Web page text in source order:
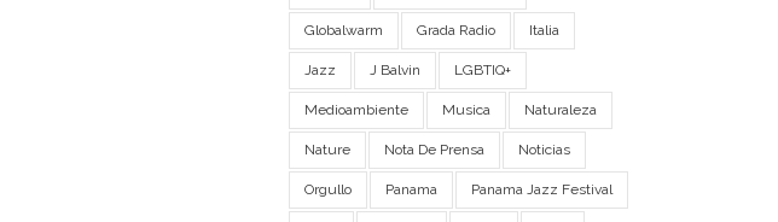
Globalwarm Grada Radio Italia
Jazz J Balvin LGBTIQ+
Medioambiente Musica Naturaleza
Nature Nota De Prensa Noticias
Orgullo Panama Panama Jazz Festival